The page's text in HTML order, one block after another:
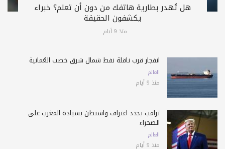
هل تُهدر بطارية هاتفك من دون أن تعلم؟ خبراء
يكشفون الحقيقة
منذ 9 أيام
انفجار قرب ناقلة نفط شمال شرق خصب العُمانية
العالم
منذ 9 أيام
ترامب يجدد اعتراف واشنطن بسيادة المغرب على
الصحراء
العالم
منذ 9 أيام